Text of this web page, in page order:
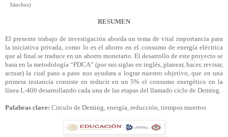
Sánchez)
RESUMEN
El presente trabajo de investigación aborda un tema de vital importancia para
la iniciativa privada, como lo es el ahorro en el consumo de energía eléctrica
que al final se traduce en un ahorro monetario. El desarrollo de este proyecto se
basa en la metodología “PDCA” (por sus siglas en inglés, planear, hacer, revisar,
actuar) la cual paso a paso nos ayudara a lograr nuestro objetivo, que en una
primera instancia consiste en reducir en un 5% el consumo energético en la
línea L-400 desarrollando cada una de las etapas del llamado ciclo de Deming.
Palabras clave: Circulo de Deming, energía, reducción, tiempos muertos